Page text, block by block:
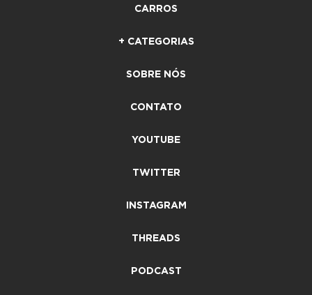
CARROS
+ CATEGORIAS
SOBRE NÓS
CONTATO
YOUTUBE
TWITTER
INSTAGRAM
THREADS
PODCAST